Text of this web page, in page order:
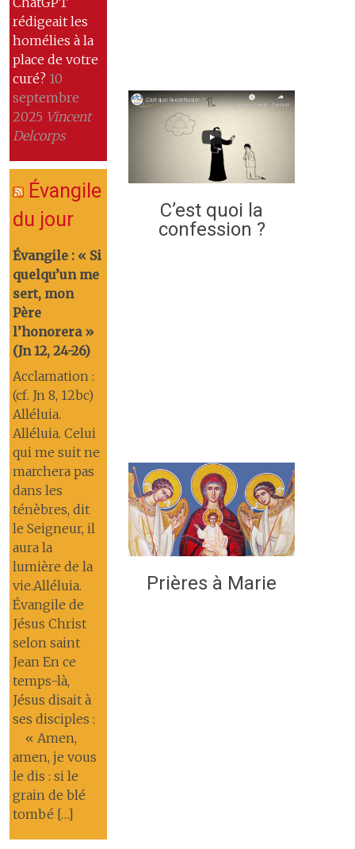
rédigeait les
homélies à la
place de votre
curé? 10
septembre
2025 Vincent
Delcorps
Évangile
du jour
Évangile : « Si
quelqu’un me
sert, mon
Père
l’honorera »
(Jn 12, 24-26)
Acclamation :
(cf. Jn 8, 12bc)
Alléluia.
Alléluia. Celui
qui me suit ne
marchera pas
dans les
ténèbres, dit
le Seigneur, il
aura la
lumière de la
vie.Alléluia.
Évangile de
Jésus Christ
selon saint
Jean En ce
temps-là,
Jésus disait à
ses disciples :
« Amen,
amen, je vous
le dis : si le
grain de blé
tombé […]
C’est quoi la
confession ?
Prières à Marie